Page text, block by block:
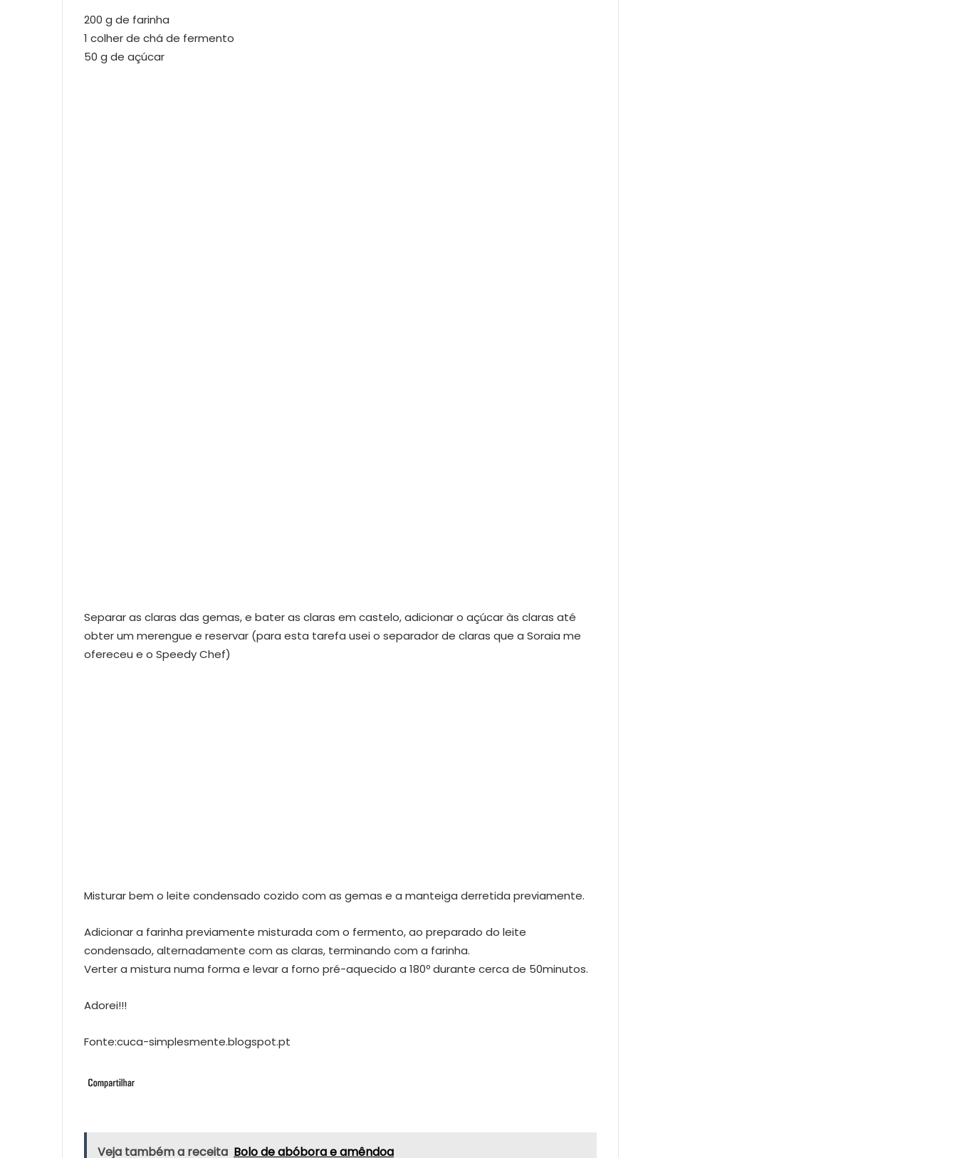
200 g de farinha
1 colher de chá de fermento
50 g de açúcar
Separar as claras das gemas, e bater as claras em castelo, adicionar o açúcar às claras até
obter um merengue e reservar (para esta tarefa usei o separador de claras que a Soraia me
ofereceu e o Speedy Chef)
Misturar bem o leite condensado cozido com as gemas e a manteiga derretida previamente.
Adicionar a farinha previamente misturada com o fermento, ao preparado do leite
condensado, alternadamente com as claras, terminando com a farinha.
Verter a mistura numa forma e levar a forno pré-aquecido a 180º durante cerca de 50minutos.
Adorei!!!
Fonte:cuca-simplesmente.blogspot.pt
Veja também a receita Bolo de abóbora e amêndoa